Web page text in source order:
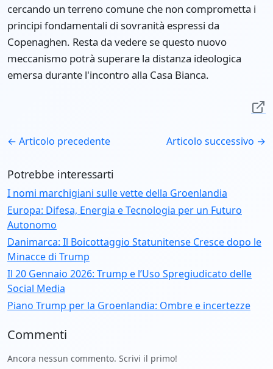
cercando un terreno comune che non comprometta i
principi fondamentali di sovranità espressi da
Copenaghen. Resta da vedere se questo nuovo
meccanismo potrà superare la distanza ideologica
emersa durante l'incontro alla Casa Bianca.
← Articolo precedente Articolo successivo →
Potrebbe interessarti
I nomi marchigiani sulle vette della Groenlandia
Europa: Difesa, Energia e Tecnologia per un Futuro
Autonomo
Danimarca: Il Boicottaggio Statunitense Cresce dopo le
Minacce di Trump
Il 20 Gennaio 2026: Trump e l’Uso Spregiudicato delle
Social Media
Piano Trump per la Groenlandia: Ombre e incertezze
Commenti
Ancora nessun commento. Scrivi il primo!